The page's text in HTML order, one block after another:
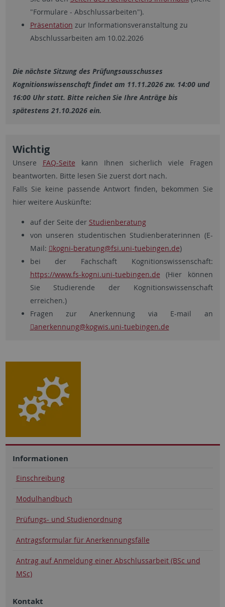
"Formulare - Abschlussarbeiten").
Präsentation zur Informationsveranstaltung zu
Abschlussarbeiten am 10.02.2026
Die nächste Sitzung des Prüfungsausschusses
Kognitionswissenschaft findet am 11.11.2026 zw. 14:00 und
16:00 Uhr statt. Bitte reichen Sie Ihre Anträge bis
spätestens 21.10.2026 ein.
Wichtig
Unsere FAQ-Seite kann Ihnen sicherlich viele Fragen
beantworten. Bitte lesen Sie zuerst dort nach.
Falls Sie keine passende Antwort finden, bekommen Sie
hier weitere Auskünfte:
auf der Seite der Studienberatung
von unseren studentischen Studienberaterinnen (E-
Mail:
kogni-beratung@fsi.uni-tuebingen.de)
bei der Fachschaft Kognitionswissenschaft:
https://www.fs-kogni.uni-tuebingen.de (Hier können
Sie Studierende der Kognitionswissenschaft
erreichen.)
Fragen zur Anerkennung via E-mail an
anerkennung@kogwis.uni-tuebingen.de
Informationen
Einschreibung
Modulhandbuch
Prüfungs- und Studienordnung
Antragsformular für Anerkennungsfälle
Antrag auf Anmeldung einer Abschlussarbeit (BSc und
MSc)
Kontakt